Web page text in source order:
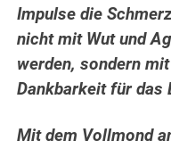
Impulse die
nicht mit Wut und
werden, sondern
Dankbarkeit für das
Mit dem Vollmond